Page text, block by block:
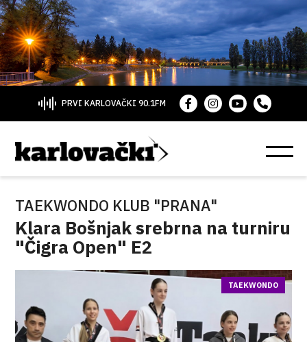
PRVI KARLOVAČKI 90.1FM
TAEKWONDO KLUB "PRANA"
Klara Bošnjak srebrna na turniru
"Čigra Open" E2
TAEKWONDO